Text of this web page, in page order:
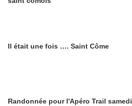
Il était une fois …. Saint Côme
Randonnée pour l'Apéro Trail samedi